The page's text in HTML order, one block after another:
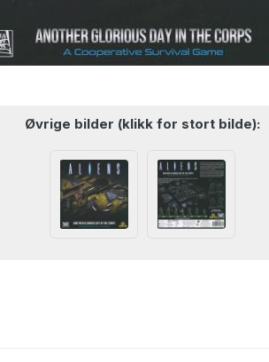
Øvrige bilder (klikk for stort bilde):